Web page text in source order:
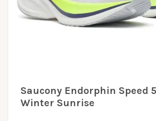
Saucony Endorphin Speed
Winter Sunrise